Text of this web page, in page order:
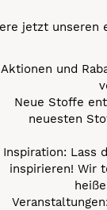
jetzt unseren
Aktionen und
Neue Stoffe
neuesten
Inspiration: Lass
inspirieren! Wir